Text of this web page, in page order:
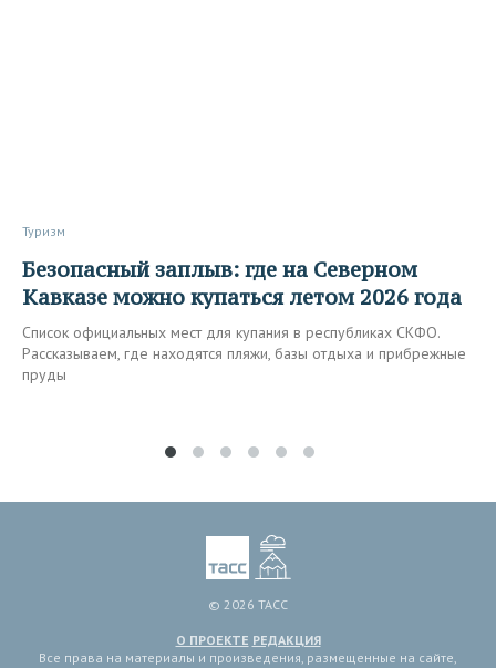
Туризм
Безопасный заплыв: где на Северном
Кавказе можно купаться летом 2026 года
Список официальных мест для купания в республиках СКФО.
Рассказываем, где находятся пляжи, базы отдыха и прибрежные
пруды
© 2026 ТАСС
О ПРОЕКТЕ РЕДАКЦИЯ
Все права на материалы и произведения, размещенные на сайте,